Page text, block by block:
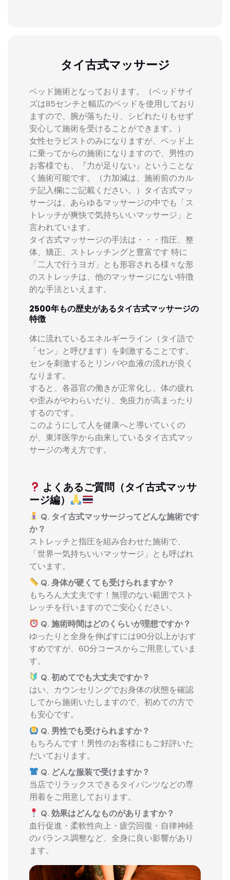
タイ古式マッサージ
ベッド施術となっております。（ベッドサイ
ズは85センチと幅広のベッドを使用しており
ますので、腕が落ちたり、シビれたりもせず
安心して施術を受けることができます。）
女性セラピストのみになりますが、ベッド上
に乗ってからの施術になりますので、男性の
お客様でも、『力が足りない』ということな
く施術可能です。（力加減は、施術前のカル
テ記入欄にご記載ください。）タイ古式マッ
サージは、あらゆるマッサージの中でも「ス
トレッチが爽快で気持ちいいマッサージ」と
言われています。
タイ古式マッサージの手法は・・・指圧、整
体、矯正、ストレッチングと豊富です 特に
「二人で行うヨガ」とも形容される様々な形
のストレッチは、他のマッサージにない特徴
的な手法といえます。
2500年もの歴史があるタイ古式マッサージの
特徴
体に流れているエネルギーライン（タイ語で
「セン」と呼びます）を刺激することです。
センを刺激するとリンパや血液の流れが良く
なります。
すると、各器官の働きが正常化し、体の疲れ
や歪みがやわらいだり、免疫力が高まったり
するのです。
このようにして人を健康へと導いていくの
が、東洋医学から由来しているタイ古式マッ
サージの考え方です。
よくあるご質問（タイ古式マッサ
ージ編）
Q. タイ古式マッサージってどんな施術です
か？
ストレッチと指圧を組み合わせた施術で、
「世界一気持ちいいマッサージ」とも呼ばれ
ています。
Q. 身体が硬くても受けられますか？
もちろん大丈夫です！無理のない範囲でスト
レッチを行いますのでご安心ください。
Q. 施術時間はどのくらいが理想ですか？
ゆったりと全身を伸ばすには90分以上がおす
すめですが、60分コースからご用意していま
す。
Q. 初めてでも大丈夫ですか？
はい、カウンセリングでお身体の状態を確認
してから施術いたしますので、初めての方で
も安心です。
Q. 男性でも受けられますか？
もちろんです！男性のお客様にもご好評いた
だいております。
Q. どんな服装で受けますか？
当店でリラックスできるタイパンツなどの専
用着をご用意しております。
Q. 効果はどんなものがありますか？
血行促進・柔軟性向上・疲労回復・自律神経
のバランス調整など、全身に良い影響があり
ます。